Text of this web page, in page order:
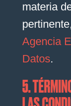
materia
Agencia
Datos.
5.